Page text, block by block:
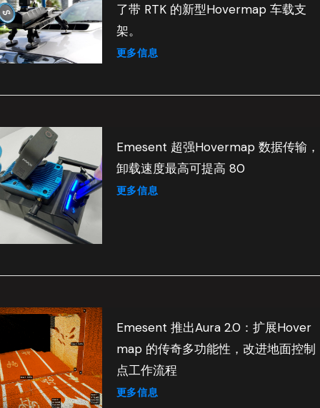
了带 RTK 的新型Hovermap 车载支
架。
更多信息
Emesent 超强Hovermap 数据传输，
卸载速度最高可提高 80
更多信息
Emesent 推出Aura 2.0：扩展Hover
map 的传奇多功能性，改进地面控制
点工作流程
更多信息